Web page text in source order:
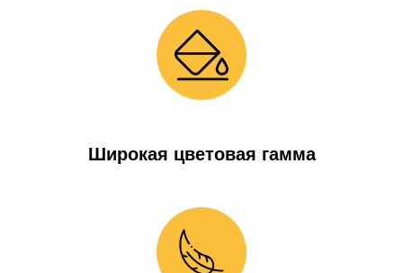
Широкая цветовая гамма